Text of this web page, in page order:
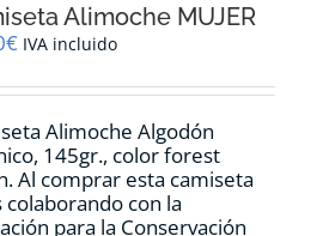
se
pueden
en
página
de
producto
Alimoche MUJER
€ IVA incluido
Alimoche Algodón
145gr., color forest
Al comprar esta camiseta
colaborando con la
para la Conservación